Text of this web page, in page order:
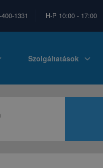
1331 H-P 10:00 - 17:00
Szolgáltatások expand_more